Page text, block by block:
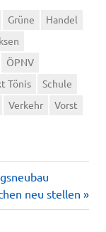
Grüne
Handel
ÖPNV
Tönis
Schule
Verkehr
Vorst
neu stellen